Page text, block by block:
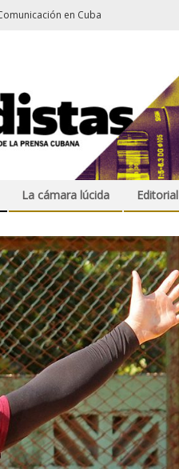
en Cuba
La cámara lúcida